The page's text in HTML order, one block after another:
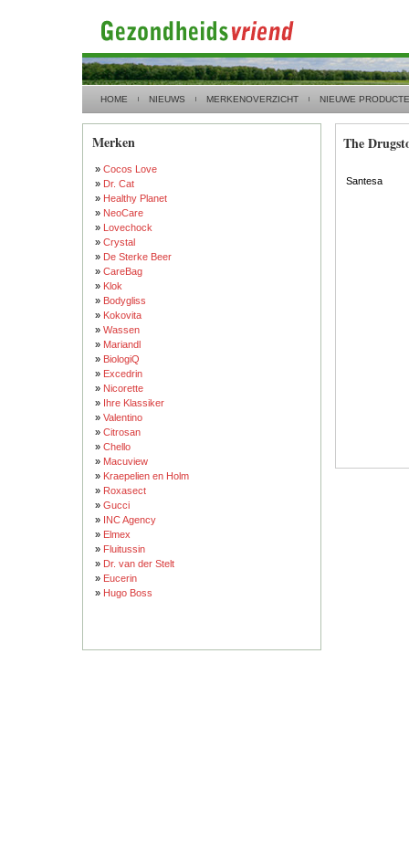
HOME NIEUWS MERKENOVERZICHT NIEUWE
Merken
» Cocos Love
» Dr. Cat
» Healthy Planet
» NeoCare
» Lovechock
» Crystal
» De Sterke Beer
» CareBag
» Klok
» Bodygliss
» Kokovita
» Wassen
» Mariandl
» BiologiQ
» Excedrin
» Nicorette
» Ihre Klassiker
» Valentino
» Citrosan
» Chello
» Macuview
» Kraepelien en Holm
» Roxasect
» Gucci
» INC Agency
» Elmex
» Fluitussin
» Dr. van der Stelt
» Eucerin
» Hugo Boss
The
Santesa